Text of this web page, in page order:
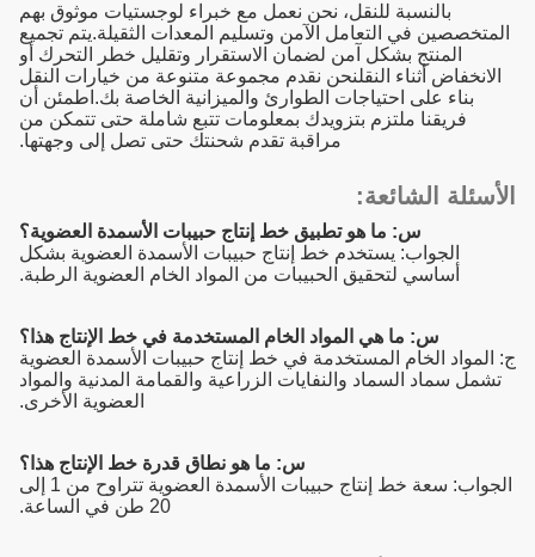
بالنسبة للنقل، نحن نعمل مع خبراء لوجستيات موثوق بهم
المتخصصين في التعامل الآمن وتسليم المعدات الثقيلة.يتم تجميع
المنتج بشكل آمن لضمان الاستقرار وتقليل خطر التحرك أو
الانخفاض أثناء النقلنحن نقدم مجموعة متنوعة من خيارات النقل
بناء على احتياجات الطوارئ والميزانية الخاصة بك.اطمئن أن
فريقنا ملتزم بتزويدك بمعلومات تتبع شاملة حتى تتمكن من
مراقبة تقدم شحنتك حتى تصل إلى وجهتها.
الأسئلة الشائعة:
س: ما هو تطبيق خط إنتاج حبيبات الأسمدة العضوية؟
الجواب: يستخدم خط إنتاج حبيبات الأسمدة العضوية بشكل
أساسي لتحقيق الحبيبات من المواد الخام العضوية الرطبة.
س: ما هي المواد الخام المستخدمة في خط الإنتاج هذا؟
ج: المواد الخام المستخدمة في خط إنتاج حبيبات الأسمدة العضوية
تشمل سماد السماد والنفايات الزراعية والقمامة المدنية والمواد
العضوية الأخرى.
س: ما هو نطاق قدرة خط الإنتاج هذا؟
الجواب: سعة خط إنتاج حبيبات الأسمدة العضوية تتراوح من 1 إلى
20 طن في الساعة.